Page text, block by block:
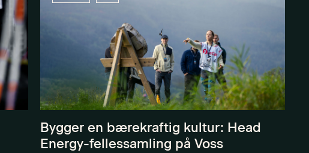
Bygger en bærekraftig kultur: Head
Energy-fellessamling på Voss